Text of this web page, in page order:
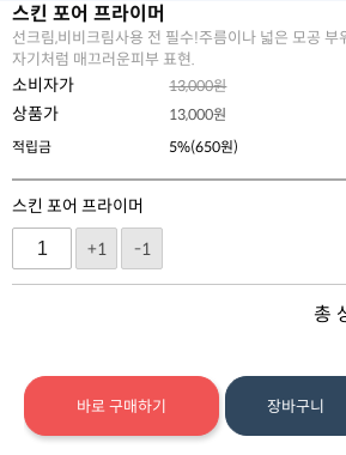
스킨 포어 프라이머
선크림,비비크림사용 전 필수!주름이나 넓은 모공
자기처럼 매끄러운피부 표현.
소비자가 13,000원
상품가 13,000원
적립금
5%(650원)
스킨 포어 프라이머
+1
-1
총
바로 구매하기 장바구니